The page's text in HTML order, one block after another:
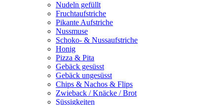
Nudeln gefüllt
Fruchtaufstriche
Pikante Aufstriche
Nussmuse
Schoko- & Nussaufstriche
Honig
Pizza & Pita
Gebäck gesüsst
Gebäck ungesüsst
Chips & Nachos & Flips
Zwieback / Knäcke / Brot
Süssigkeiten